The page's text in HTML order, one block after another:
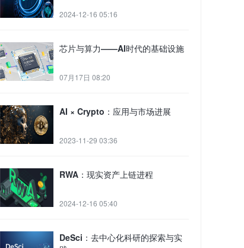
2024-12-16 05:16
芯片与算力——AI时代的基础设施
07月17日 08:20
AI × Crypto：应用与市场进展
2023-11-29 03:36
RWA：现实资产上链进程
2024-12-16 05:40
DeSci：去中心化科研的探索与实